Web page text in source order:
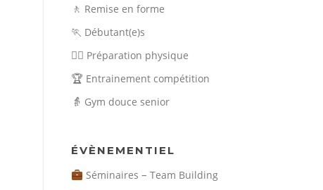
🚶 Remise en forme
🏃 Débutant(e)s
🏃‍♀️ Préparation physique
🏆 Entrainement compétition
👵 Gym douce senior
ÉVÈNEMENTIEL
Séminaires –Team Building